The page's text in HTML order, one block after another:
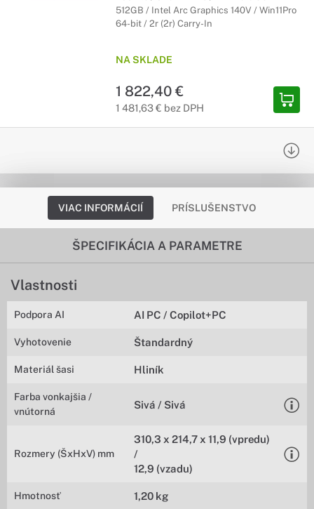
512GB / Intel Arc Graphics 140V / Win11Pro
64-bit / 2r (2r) Carry-In
NA SKLADE
1 822,40 €
1 481,63 € bez DPH
VIAC INFORMÁCIÍ PRÍSLUŠENSTVO
ŠPECIFIKÁCIA A PARAMETRE
Vlastnosti
Podpora AI AI PC / Copilot+PC
Vyhotovenie Štandardný
Materiál šasi Hliník
Farba vonkajšia /
vnútorná
Sivá / Sivá
Rozmery (ŠxHxV) mm
310,3 x 214,7 x 11,9 (vpredu)
/
12,9 (vzadu)
Hmotnosť 1,20 kg